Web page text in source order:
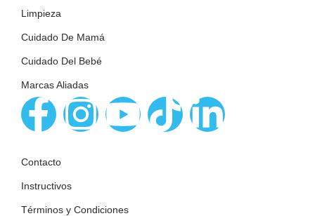
Limpieza
Cuidado De Mamá
Cuidado Del Bebé
Marcas Aliadas
Contacto
Instructivos
Términos y Condiciones